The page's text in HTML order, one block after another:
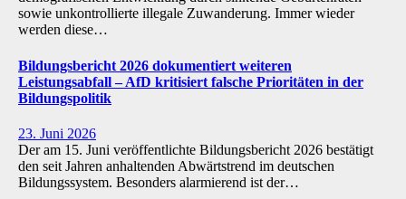
sowie unkontrollierte illegale Zuwanderung. Immer wieder
werden diese…
Bildungsbericht 2026 dokumentiert weiteren
Leistungsabfall – AfD kritisiert falsche Prioritäten in der
Bildungspolitik
23. Juni 2026
Der am 15. Juni veröffentlichte Bildungsbericht 2026 bestätigt
den seit Jahren anhaltenden Abwärtstrend im deutschen
Bildungssystem. Besonders alarmierend ist der…